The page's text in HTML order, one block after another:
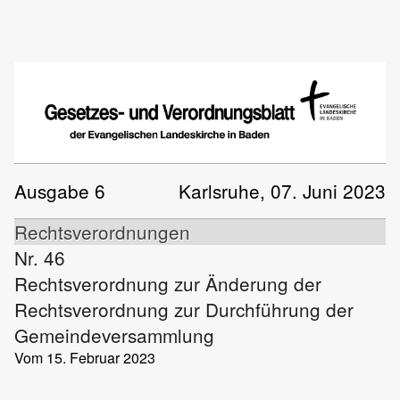
Ausgabe 6
Karlsruhe, 07. Juni 2023
Rechtsverordnungen
Nr. 46
Rechtsverordnung zur Änderung der
Rechtsverordnung zur Durchführung der
Gemeindeversammlung
Vom 15. Februar 2023